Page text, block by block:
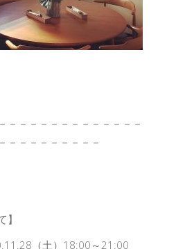
－－－－－－－－－－－－－
－－－－－－－－－
】
（土）18:00～21:00